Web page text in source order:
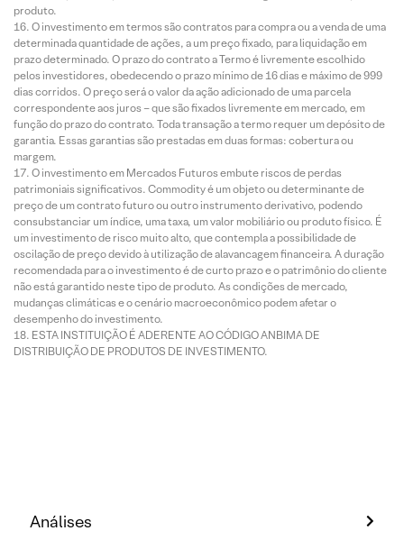
produto.
O investimento em termos são contratos para compra ou a venda de uma
determinada quantidade de ações, a um preço fixado, para liquidação em
prazo determinado. O prazo do contrato a Termo é livremente escolhido
pelos investidores, obedecendo o prazo mínimo de 16 dias e máximo de 999
dias corridos. O preço será o valor da ação adicionado de uma parcela
correspondente aos juros – que são fixados livremente em mercado, em
função do prazo do contrato. Toda transação a termo requer um depósito de
garantia. Essas garantias são prestadas em duas formas: cobertura ou
margem.
O investimento em Mercados Futuros embute riscos de perdas
patrimoniais significativos. Commodity é um objeto ou determinante de
preço de um contrato futuro ou outro instrumento derivativo, podendo
consubstanciar um índice, uma taxa, um valor mobiliário ou produto físico. É
um investimento de risco muito alto, que contempla a possibilidade de
oscilação de preço devido à utilização de alavancagem financeira. A duração
recomendada para o investimento é de curto prazo e o patrimônio do cliente
não está garantido neste tipo de produto. As condições de mercado,
mudanças climáticas e o cenário macroeconômico podem afetar o
desempenho do investimento.
ESTA INSTITUIÇÃO É ADERENTE AO CÓDIGO ANBIMA DE
DISTRIBUIÇÃO DE PRODUTOS DE INVESTIMENTO.
Análises